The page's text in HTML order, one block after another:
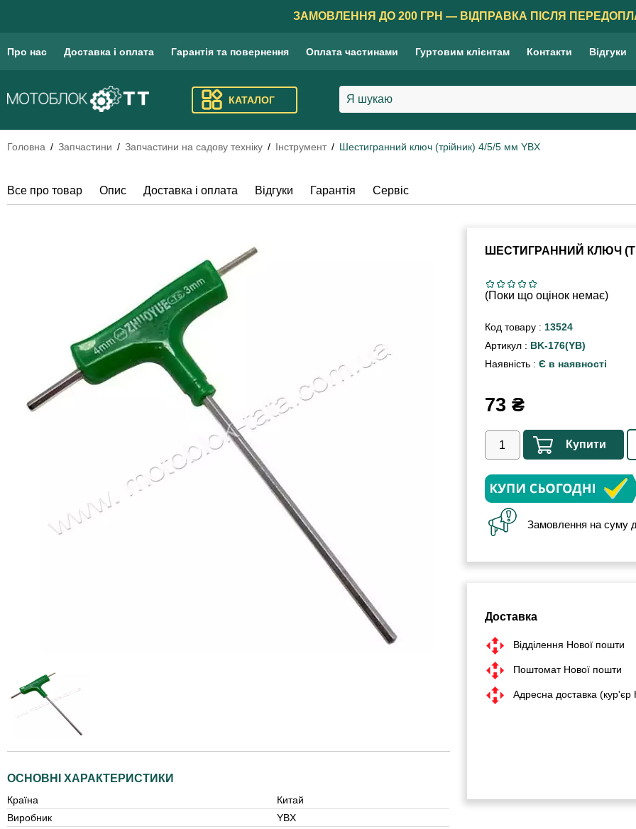
ЗАМОВЛЕННЯ ДО 200 ГРН — ВІДПРАВКА ПІСЛЯ
Про нас Доставка і оплата Гарантія та повернення Оплата частинами Гуртовим клієнтам Контакти Відгуки
КАТАЛОГ
Головна Запчастини Запчастини на садову техніку Інструмент Шестигранний ключ (трійник) 4/5/5 мм YBX
Все про товар Опис Доставка і оплата Відгуки Гарантія Сервіс
ОСНОВНІ ХАРАКТЕРИСТИКИ
Країна
Китай
Виробник
YBX
ШЕСТИГРАННИЙ КЛЮЧ
(Поки що оцінок немає)
Код товару : 13524
Артикул : BK-176(YB)
Наявність : Є в наявності
73 ₴
Купити
Замовлення на суму
Доставка
Відділення Нової пошти
Поштомат Нової пошти
Адресна доставка (кур'єр